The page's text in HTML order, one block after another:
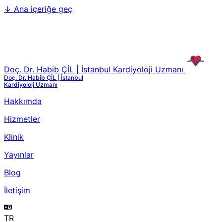
↓ Ana içeriğe geç
Doç. Dr. Habib ÇİL | İstanbul Kardiyoloji Uzmanı
Doç. Dr. Habib ÇİL | İstanbul
Kardiyoloji Uzmanı
Hakkımda
Hizmetler
Klinik
Yayınlar
Blog
İletişim
TR